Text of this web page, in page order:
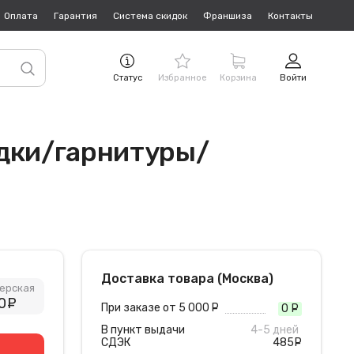
Оплата Гарантия Система скидок Франшиза Контакты
Статус Избранное Корзина Войти
гарнитуры/
Доставка товара (Москва)
При заказе от 5 000 0
В пункт выдачи
СДЭК
4-5 дней
485